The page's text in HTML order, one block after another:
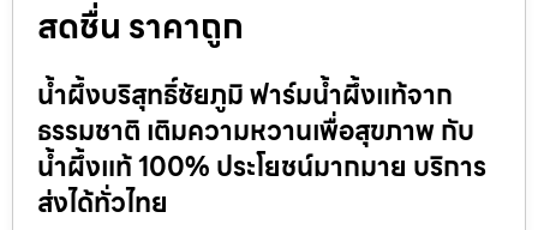
สดชื่น ราคาถูก
น้ำผึ้งบริสุทธิ์ชัยภูมิ ฟาร์มน้ำผึ้งแท้จาก
ธรรมชาติ เติมความหวานเพื่อสุขภาพ กับ
น้ำผึ้งแท้ 100% ประโยชน์มากมาย บริการ
ส่งได้ทั่วไทย